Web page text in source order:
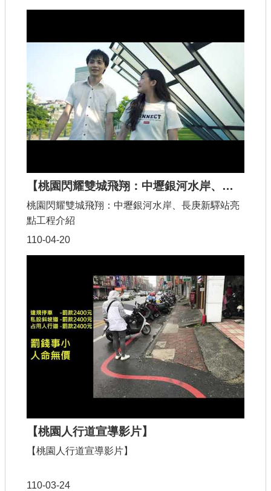
【桃園閃耀雙城飛翔：中壢銀河水岸、長庚新驛站亮點工程介紹】
110-04-20
桃園閃耀雙城飛翔：中壢銀河水岸、長庚新驛站亮
點工程介紹
【桃園人行道宣導影片】
110-03-24
【桃園人行道宣導影片】